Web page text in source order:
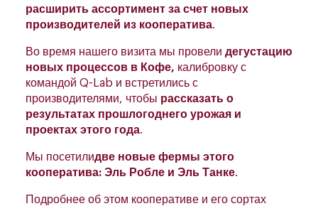
расширить ассортимент за счет новых
производителей из кооператива.
Во время нашего визита мы провели дегустацию
новых процессов в Кофе, калибровку с
командой Q-Lab и встретились с
производителями, чтобы рассказать о
результатах прошлогоднего урожая и
проектах этого года.
Мы посетилидве новые фермы этого
кооператива: Эль Робле и Эль Танке.
Подробнее об этом кооперативе и его сортах